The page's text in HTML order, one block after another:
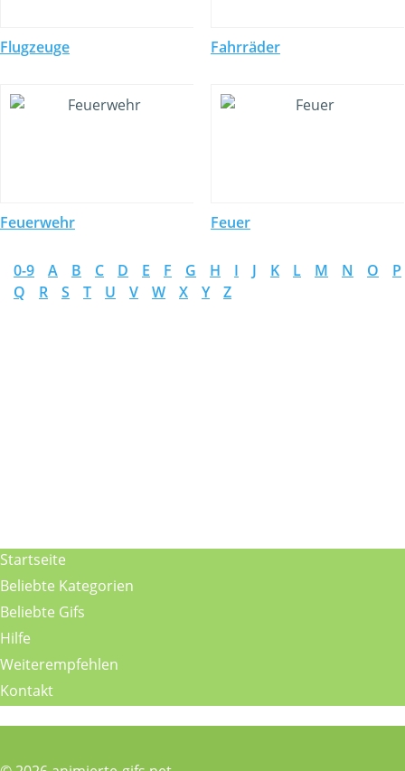
Flugzeuge Fahrräder
Feuerwehr Feuer
0-9 A B C D E F G H I J K L M N O
P
Q
R S T U V W X Y Z
Startseite
Beliebte Kategorien
Beliebte Gifs
Hilfe
Weiterempfehlen
Kontakt